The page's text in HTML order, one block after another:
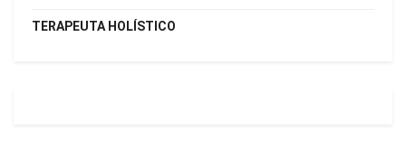
TERAPEUTA HOLÍSTICO